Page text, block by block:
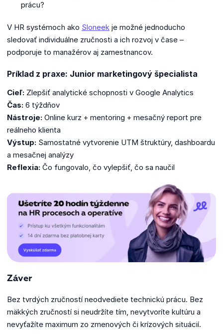
prácu?
V HR systémoch ako Sloneek je možné jednoducho
sledovať individuálne zručnosti a ich rozvoj v čase –
podporuje to manažérov aj zamestnancov.
Príklad z praxe: Junior marketingový špecialista
Cieľ: Zlepšiť analytické schopnosti v Google Analytics
Čas: 6 týždňov
Nástroje: Online kurz + mentoring + mesačný report pre
reálneho klienta
Výstup: Samostatné vytvorenie UTM štruktúry, dashboardu
a mesačnej analýzy
Reflexia: Čo fungovalo, čo vylepšiť, čo sa naučil
Záver
Bez tvrdých zručností neodvediete technickú prácu. Bez
mäkkých zručností si neudržíte tím, nevytvoríte kultúru a
nevyťažíte maximum zo zmenových či krízových situácií.